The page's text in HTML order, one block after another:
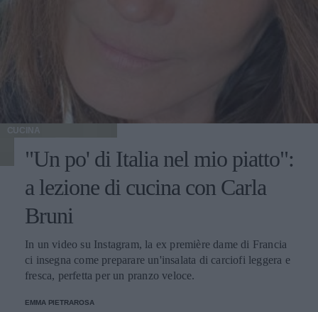
CUCINA
"Un po' di Italia nel mio piatto":
a lezione di cucina con Carla
Bruni
In un video su Instagram, la ex première dame di Francia
ci insegna come preparare un'insalata di carciofi leggera e
fresca, perfetta per un pranzo veloce.
EMMA PIETRAROSA